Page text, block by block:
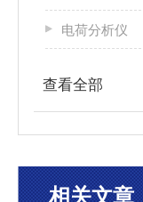
电荷分析仪
查看全部
相关文章